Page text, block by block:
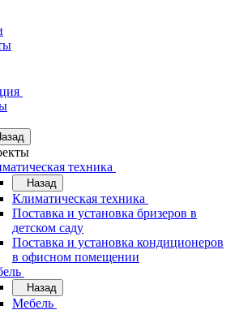
техника
Назад
Климатическая техника
Поставка и установка бризеров в
детском саду
Поставка и установка кондиционеров
в офисном помещении
Назад
Мебель